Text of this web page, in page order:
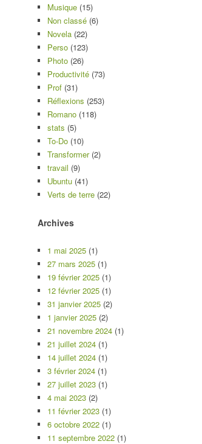
Musique (15)
Non classé (6)
Novela (22)
Perso (123)
Photo (26)
Productivité (73)
Prof (31)
Réflexions (253)
Romano (118)
stats (5)
To-Do (10)
Transformer(2)
travail (9)
Ubuntu (41)
Verts de terre (22)
Archives
1 mai 2025 (1)
27 mars 2025 (1)
19 février 2025 (1)
12 février 2025 (1)
31 janvier 2025 (2)
1 janvier 2025 (2)
21 novembre 2024 (1)
21 juillet 2024 (1)
14 juillet 2024 (1)
3 février 2024 (1)
27 juillet 2023 (1)
4 mai 2023 (2)
11 février 2023 (1)
6 octobre 2022 (1)
11 septembre 2022 (1)